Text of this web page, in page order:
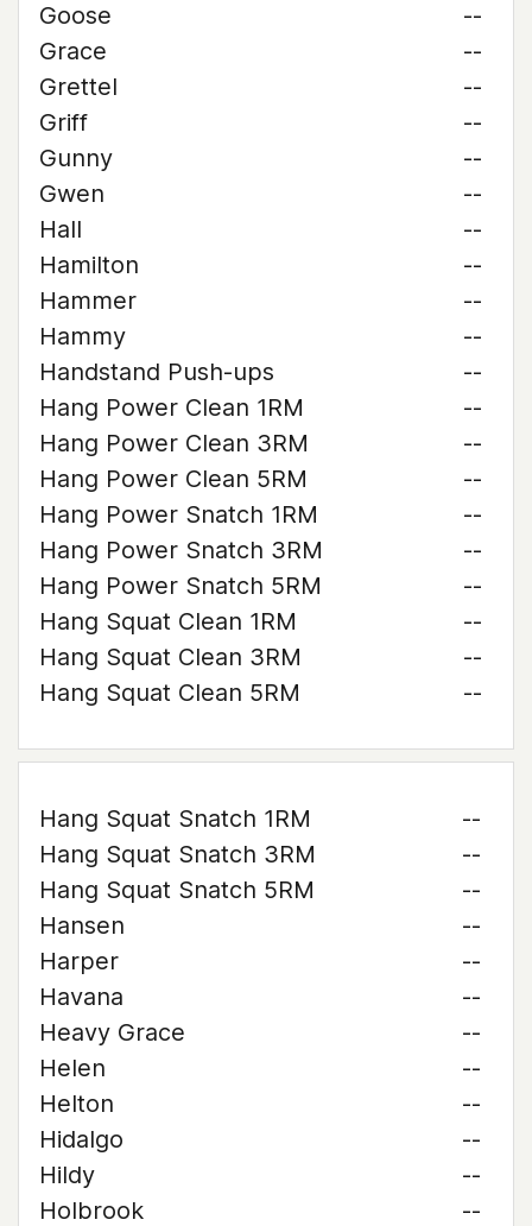
Goose
--
Grace
--
Grettel
--
Griff
--
Gunny
--
Gwen
--
Hall
--
Hamilton
--
Hammer
--
Hammy
--
Handstand Push-ups
--
Hang Power Clean 1RM
--
Hang Power Clean 3RM
--
Hang Power Clean 5RM
--
Hang Power Snatch 1RM
--
Hang Power Snatch 3RM
--
Hang Power Snatch 5RM
--
Hang Squat Clean 1RM
--
Hang Squat Clean 3RM
--
Hang Squat Clean 5RM
--
Hang Squat Snatch 1RM
--
Hang Squat Snatch 3RM
--
Hang Squat Snatch 5RM
--
Hansen
--
Harper
--
Havana
--
Heavy Grace
--
Helen
--
Helton
--
Hidalgo
--
Hildy
--
Holbrook
--